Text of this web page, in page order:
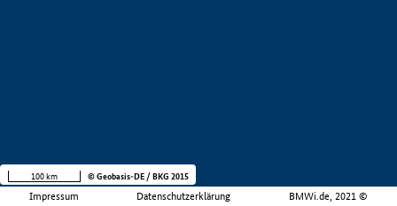
Impressum Datenschutzerklärung BMWi.de, 2021 ©
100 km © Geobasis-DE / BKG 2015